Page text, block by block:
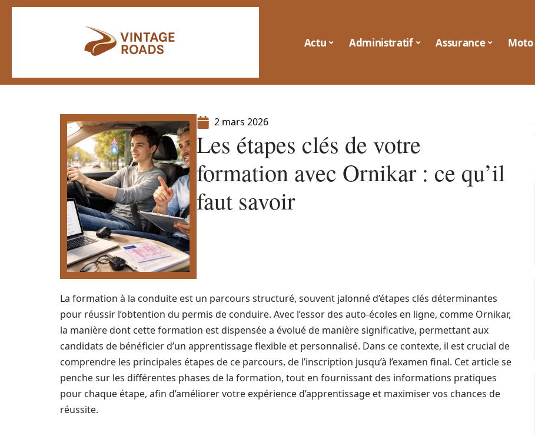
Actu Administratif Assurance Moto
2 mars 2026
Les étapes clés de votre
formation avec Ornikar : ce qu’il
faut savoir
La formation à la conduite est un parcours structuré, souvent jalonné d’étapes clés déterminantes
pour réussir l’obtention du permis de conduire. Avec l’essor des auto-écoles en ligne, comme Ornikar,
la manière dont cette formation est dispensée a évolué de manière significative, permettant aux
candidats de bénéficier d’un apprentissage flexible et personnalisé. Dans ce contexte, il est crucial de
comprendre les principales étapes de ce parcours, de l’inscription jusqu’à l’examen final. Cet article se
penche sur les différentes phases de la formation, tout en fournissant des informations pratiques
pour chaque étape, afin d’améliorer votre expérience d’apprentissage et maximiser vos chances de
réussite.